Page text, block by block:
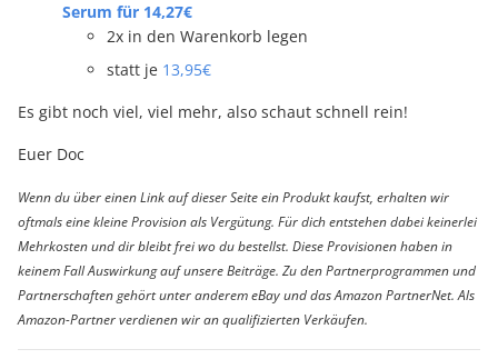
Serum für 14,27€
2x in den Warenkorb legen
statt je 13,95€
Es gibt noch viel, viel mehr, also schaut schnell rein!
Euer Doc
Wenn du über einen Link auf dieser Seite ein Produkt kaufst, erhalten wir
oftmals eine kleine Provision als Vergütung. Für dich entstehen dabei keinerlei
Mehrkosten und dir bleibt frei wo du bestellst. Diese Provisionen haben in
keinem Fall Auswirkung auf unsere Beiträge. Zu den Partnerprogrammen und
Partnerschaften gehört unter anderem eBay und das Amazon PartnerNet. Als
Amazon-Partner verdienen wir an qualifizierten Verkäufen.